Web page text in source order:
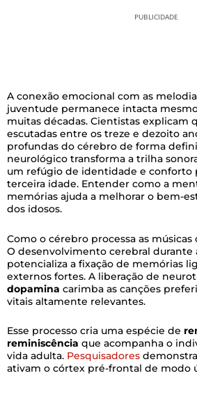
PUBLICIDADE
A conexão emocional com as
juventude permanece intacta
muitas décadas. Cientistas explicam
escutadas entre os treze e dezoito
profundas do cérebro de forma
neurológico transforma a trilha
um refúgio de identidade e conforto
terceira idade. Entender como a
memórias ajuda a melhorar o bem-
dos idosos.
Como o cérebro processa as
O desenvolvimento cerebral durante
potencializa a fixação de memórias
externos fortes. A liberação de
dopamina carimba as canções
vitais altamente relevantes.
Esse processo cria uma espécie de
reminiscência que acompanha o
vida adulta. Pesquisadores
ativam o córtex pré-frontal de modo